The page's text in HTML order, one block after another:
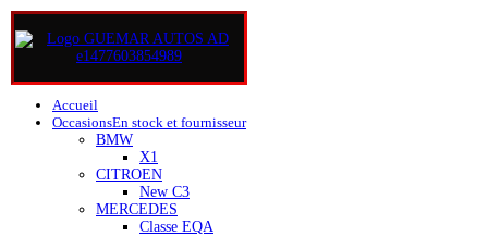
Accueil
OccasionsEn stock et fournisseur
BMW
X1
CITROEN
New C3
MERCEDES
Classe EQA